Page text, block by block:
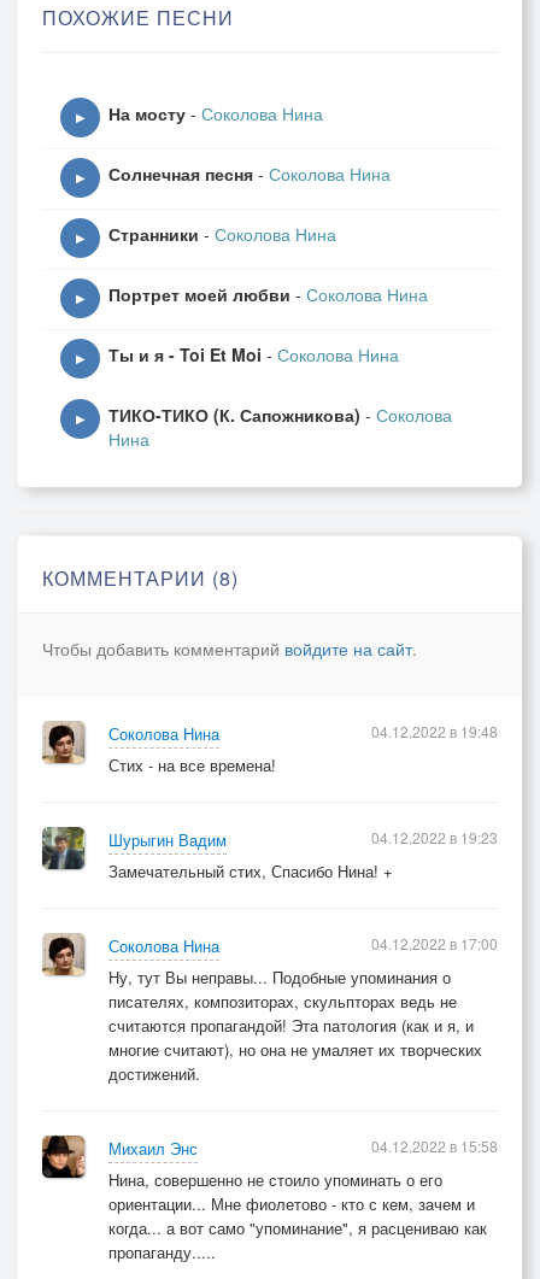
ПОХОЖИЕ ПЕСНИ
▶ На мосту - Соколова Нина
▶ Солнечная песня - Соколова Нина
▶ Странники - Соколова Нина
▶ Портрет моей любви - Соколова Нина
▶ Ты и я - Toi Et Moi - Соколова Нина
▶ ТИКО-ТИКО (К. Сапожникова) - Соколова
Нина
КОММЕНТАРИИ (8)
Чтобы добавить комментарий войдите на сайт.
Соколова Нина
Стих - на все времена!
04.12.2022 в 19:48
Шурыгин Вадим
Замечательный стих, Спасибо Нина! +
04.12.2022 в 19:23
Соколова Нина
Ну, тут Вы неправы... Подобные упоминания о
писателях, композиторах, скульпторах ведь не
считаются пропагандой! Эта патология (как и я, и
многие считают), но она не умаляет их творческих
достижений.
04.12.2022 в 17:00
Михаил Энс
Нина, совершенно не стоило упоминать о его
ориентации... Мне фиолетово - кто с кем, зачем и
когда... а вот само "упоминание", я расцениваю как
пропаганду.....
04.12.2022 в 15:58